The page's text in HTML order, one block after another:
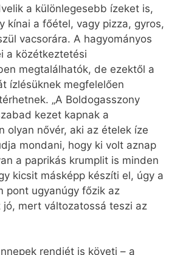
a különlegesebb ízeket is,
kínai a főétel, vagy pizza, gyros,
vacsorára. A hagyományos
a köz­étkeztetési
megtalálhatók, de ezektől a
ízlésüknek megfelelően
„A Boldogasszony
kezet kapnak a
olyan nővér, aki az ételek íze
mondani, hogy ki volt aznap
a paprikás krumplit is minden
kicsit másképp készíti el, úgy a
pont ugyan­úgy főzik az
jó, mert változatossá teszi az
rendjét is követi – a